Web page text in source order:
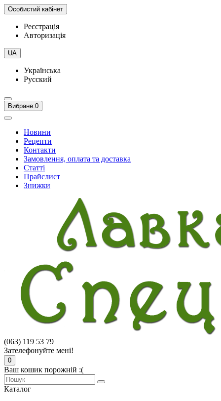
Особистий кабінет
Реєстрація
Авторизація
UA
Українська
Русский
Вибране:0
Новини
Рецепти
Контакти
Замовлення, оплата та доставка
Статті
Прайслист
Знижки
(063) 119 53 79
Зателефонуйте мені!
0
Ваш кошик порожній :(
Каталог